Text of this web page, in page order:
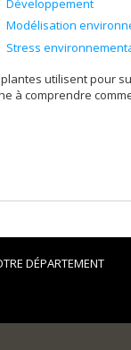
Modélisation
Stress
utilisent pour
à comprendre
DÉPARTEMENT